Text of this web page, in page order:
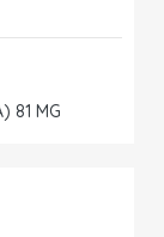
81 MG